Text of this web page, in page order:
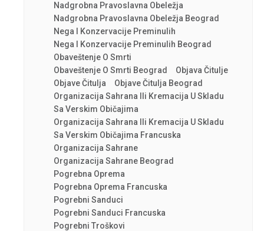
Nadgrobna Pravoslavna Obeležja
Nadgrobna Pravoslavna Obeležja Beograd
Nega I Konzervacije Preminulih
Nega I Konzervacije Preminulih Beograd
Obaveštenje O Smrti
Obaveštenje O Smrti Beograd
Objava Čitulje
Objave Čitulja
Objave Čitulja Beograd
Organizacija Sahrana Ili Kremacija U Skladu
Sa Verskim Običajima
Organizacija Sahrana Ili Kremacija U Skladu
Sa Verskim Običajima Francuska
Organizacija Sahrane
Organizacija Sahrane Beograd
Pogrebna Oprema
Pogrebna Oprema Francuska
Pogrebni Sanduci
Pogrebni Sanduci Francuska
Pogrebni Troškovi